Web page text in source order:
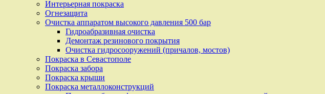
Интерьерная покраска
Огнезащита
Очистка аппаратом высокого давления 500 бар
Гидроабразивная очистка
Демонтаж резинового покрытия
Очистка гидросооружений (причалов, мостов)
Покраска в Севастополе
Покраска забора
Покраска крыши
Покраска металлоконструкций